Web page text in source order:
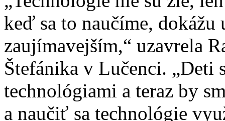
keď sa to naučíme,
zaujímavejším,“ uzavrela
Štefánika v Lučenci. „Deti
technológiami a teraz by
a naučiť sa technológie